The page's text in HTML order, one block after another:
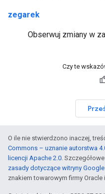
zegarek
Obserwuj zmiany w
Czy te
O ile nie stwierdzono inaczej,
Commons – uznanie autorstwa
licencji Apache 2.0.
zasady dotyczące witryny
znakiem towarowym firmy